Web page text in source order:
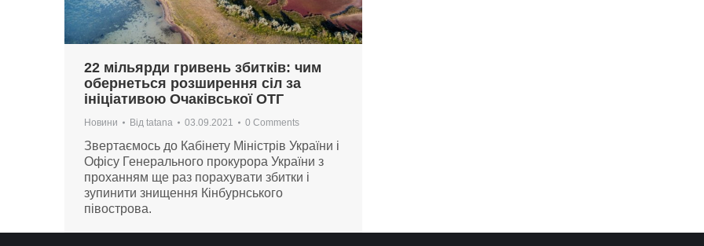
22 мільярди гривень збитків: чим
обернеться розширення сіл за
ініціативою Очаківської ОТГ
Новини Від tatana 03.09.2021 0 Comments
Звертаємось до Кабінету Міністрів України і
Офісу Генерального прокурора України з
проханням ще раз порахувати збитки і
зупинити знищення Кінбурнського
півострова.